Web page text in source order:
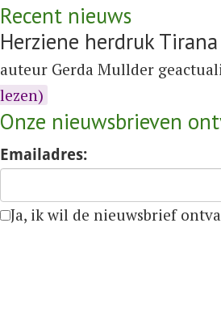
Recent nieuws
Herziene herdruk
auteur Gerda Mullder
lezen)
Onze nieuwsbrieven
Emailadres:
Ja, ik wil de nieuwsbrief